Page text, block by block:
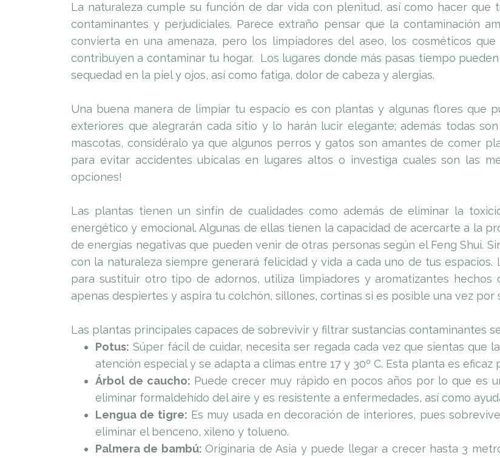
La naturaleza cumple su función de dar vida con plenitud, así como hacer que
contaminantes y perjudiciales. Parece extraño pensar que la contaminación
convierta en una amenaza, pero los limpiadores del aseo, los cosméticos
contribuyen a contaminar tu hogar. Los lugares donde más pasas tiempo
sequedad en la piel y ojos, así como fatiga, dolor de cabeza y alergias.
Una buena manera de limpiar tu espacio es con plantas y algunas flores que
exteriores que alegrarán cada sitio y lo harán lucir elegante; además todas
mascotas, considéralo ya que algunos perros y gatos son amantes de comer
para evitar accidentes ubícalas en lugares altos o investiga cuales son las
opciones!
Las plantas tienen un sinfín de cualidades como además de eliminar la
energético y emocional. Algunas de ellas tienen la capacidad de acercarte a la
de energías negativas que pueden venir de otras personas según el Feng Shui.
con la naturaleza siempre generará felicidad y vida a cada uno de tus
para sustituir otro tipo de adornos, utiliza limpiadores y aromatizantes
apenas despiertes y aspira tu colchón, sillones, cortinas si es posible una vez por
Las plantas principales capaces de sobrevivir y filtrar sustancias contaminantes
Potus: Súper fácil de cuidar, necesita ser regada cada vez que sientas que
atención especial y se adapta a climas entre 17 y 30º C. Esta planta es
Árbol de caucho: Puede crecer muy rápido en pocos años por lo que es
eliminar formaldehído del aire y es resistente a enfermedades, así como
Lengua de tigre: Es muy usada en decoración de interiores, pues
eliminar el benceno, xileno y tolueno.
Palmera de bambú:Originaria de Asia y puede llegar a crecer hasta 3